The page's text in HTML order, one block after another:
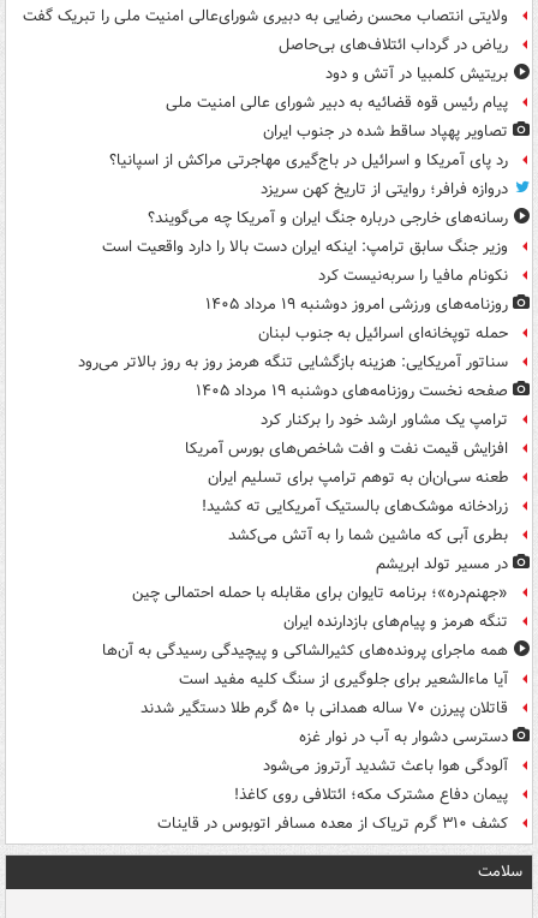
ولایتی انتصاب محسن رضایی به دبیری شورای‌عالی امنیت ملی را تبریک گفت
ریاض در گرداب ائتلاف‌های بی‌حاصل
بریتیش کلمبیا در آتش و دود
پیام رئیس قوه قضائیه به دبیر شورای عالی امنیت ملی
تصاویر پهپاد ساقط شده در جنوب ایران
رد پای آمریکا و اسرائیل در باج‌گیری مهاجرتی مراکش از اسپانیا؟
دروازه فرافر؛ روایتی از تاریخ کهن سریزد
رسانه‌های خارجی درباره جنگ ایران و آمریکا چه می‌گویند؟
وزیر جنگ سابق ترامپ: اینکه ایران دست بالا را دارد واقعیت است
نکونام مافیا را سربه‌نیست کرد
روزنامه‌های ورزشی امروز دوشنبه ۱۹ مرداد ۱۴۰۵
حمله توپخانه‌ای اسرائیل به جنوب لبنان
سناتور آمریکایی: هزینه بازگشایی تنگه هرمز روز به روز بالاتر می‌رود
صفحه نخست روزنامه‌های دوشنبه ۱۹ مرداد ۱۴۰۵
ترامپ یک مشاور ارشد خود را برکنار کرد
افزایش قیمت نفت و افت شاخص‌های بورس آمریکا
طعنه سی‌ان‌ان به توهم ترامپ برای تسلیم ایران
زرادخانه موشک‌های بالستیک آمریکایی ته کشید!
بطری آبی که ماشین شما را به آتش می‌کشد
در مسیر تولد ابریشم
«جهنم‌دره»؛ برنامه تایوان برای مقابله با حمله احتمالی چین
تنگه هرمز و پیام‌های بازدارنده ایران
همه ماجرای پرونده‌های کثیرالشاکی و پیچیدگی رسیدگی به آن‌ها
آیا ماءالشعیر برای جلوگیری از سنگ کلیه مفید است
قاتلان پیرزن ۷۰ ساله همدانی با ۵۰ گرم طلا دستگیر شدند
دسترسی دشوار به آب در نوار غزه
آلودگی هوا باعث تشدید آرتروز می‌شود
پیمان دفاع مشترک مکه؛ ائتلافی روی کاغذ!
کشف ۳۱۰ گرم تریاک از معده مسافر اتوبوس در قاینات
سلامت